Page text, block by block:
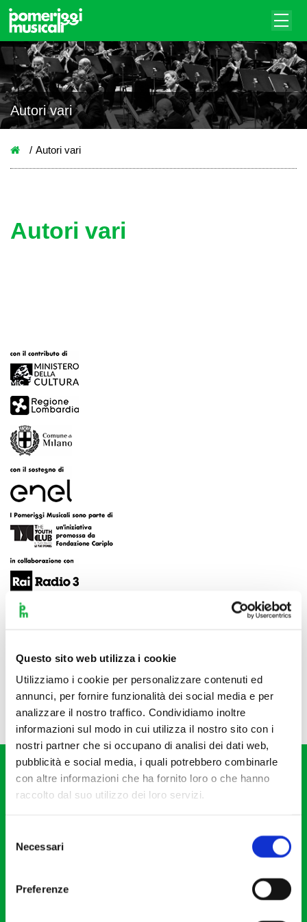
Questo sito web utilizza i cookie
Utilizziamo i cookie per personalizzare contenuti ed
annunci, per fornire funzionalità dei social media e per
analizzare il nostro traffico. Condividiamo inoltre
informazioni sul modo in cui utilizza il nostro sito con i
nostri partner che si occupano di analisi dei dati web,
pubblicità e social media, i quali potrebbero combinarle
con altre informazioni che ha fornito loro o che hanno
raccolto dal suo utilizzo dei loro servizi.
delNecessari
Preferenze
Autori vari
Autori vari
Autori vari
Fondazione I Pomeriggi Musicali
Partita Iva 04410060158